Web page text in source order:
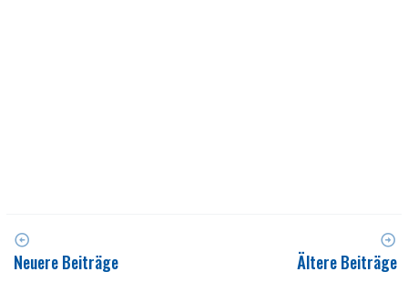
Neuere Beiträge Ältere Beiträge